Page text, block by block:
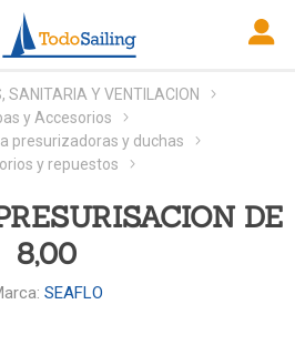
SANITARIA Y VENTILACION
y Accesorios
presurizadoras y duchas
y repuestos
DE
8,00
SEAFLO